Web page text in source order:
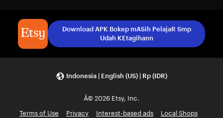
Download APK Bokep mASih PelajaR Smp
Udah KEtagihann
Indonesia | English (US) | Rp (IDR)
Â© 2026 Etsy, Inc.
Terms of Use
Privacy Interest-based ads
Local Shops